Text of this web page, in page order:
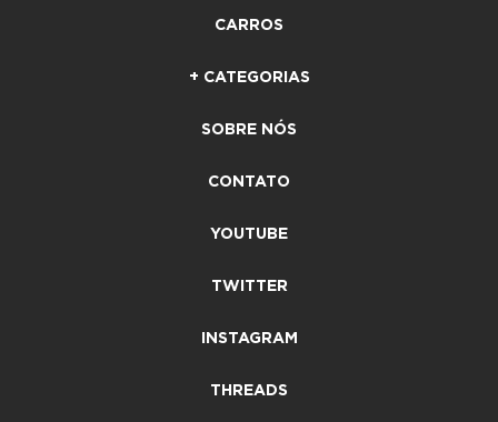
CARROS
+ CATEGORIAS
SOBRE NÓS
CONTATO
YOUTUBE
TWITTER
INSTAGRAM
THREADS